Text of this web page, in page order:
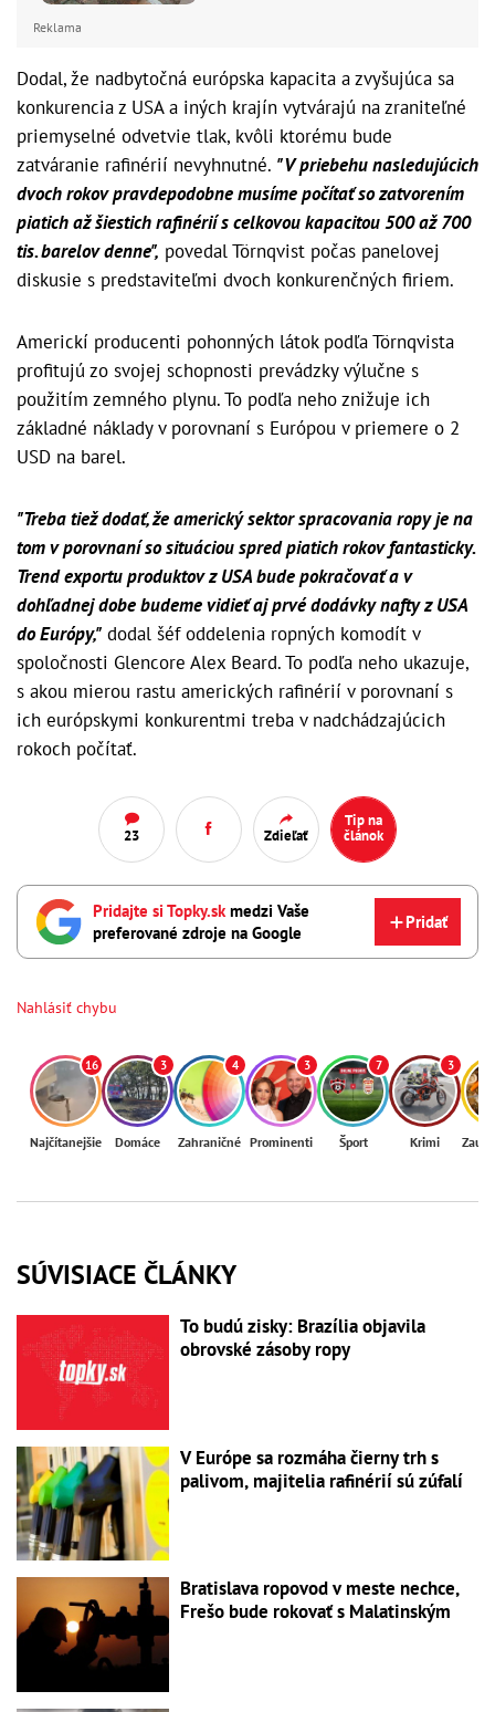
Reklama
Dodal, že nadbytočná európska kapacita a zvyšujúca sa
konkurencia z USA a iných krajín vytvárajú na zraniteľné
priemyselné odvetvie tlak, kvôli ktorému bude
zatváranie rafinérií nevyhnutné. "V priebehu nasledujúcich
dvoch rokov pravdepodobne musíme počítať so zatvorením
piatich až šiestich rafinérií s celkovou kapacitou 500 až 700
tis. barelov denne", povedal Törnqvist počas panelovej
diskusie s predstaviteľmi dvoch konkurenčných firiem.
Americkí producenti pohonných látok podľa Törnqvista
profitujú zo svojej schopnosti prevádzky výlučne s
použitím zemného plynu. To podľa neho znižuje ich
základné náklady v porovnaní s Európou v priemere o 2
USD na barel.
"Treba tiež dodať, že americký sektor spracovania ropy je na
tom v porovnaní so situáciou spred piatich rokov fantasticky.
Trend exportu produktov z USA bude pokračovať a v
dohľadnej dobe budeme vidieť aj prvé dodávky nafty z USA
do Európy," dodal šéf oddelenia ropných komodít v
spoločnosti Glencore Alex Beard. To podľa neho ukazuje,
s akou mierou rastu amerických rafinérií v porovnaní s
ich európskymi konkurentmi treba v nadchádzajúcich
rokoch počítať.
23 Zdieľať
Tip na
článok
Pridajte si Topky.sk medzi Vaše
preferované zdroje na Google
Pridať
Nahlásiť chybu
16
Najčítanejšie
3
Domáce
4
Zahraničné
3
Prominenti
7
Šport
3
Krimi
SÚVISIACE ČLÁNKY
To budú zisky: Brazília objavila
obrovské zásoby ropy
V Európe sa rozmáha čierny trh s
palivom, majitelia rafinérií sú zúfalí
Bratislava ropovod v meste nechce,
Frešo bude rokovať s Malatinským